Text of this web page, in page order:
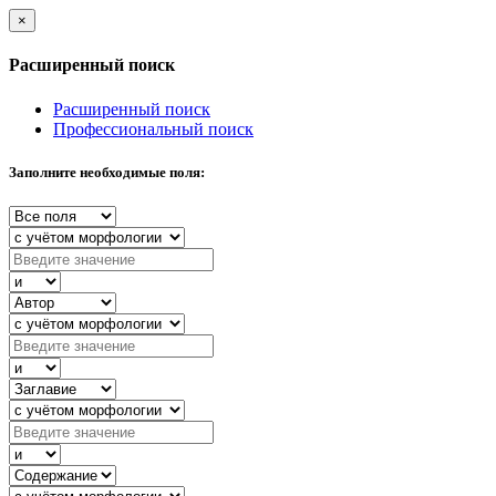
×
Расширенный поиск
Расширенный поиск
Профессиональный поиск
Заполните необходимые поля: